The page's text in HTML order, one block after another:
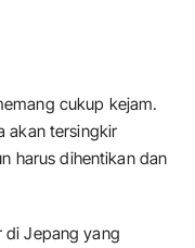
cukup kejam.
akan tersingkir
harus dihentikan dan
di Jepang yang